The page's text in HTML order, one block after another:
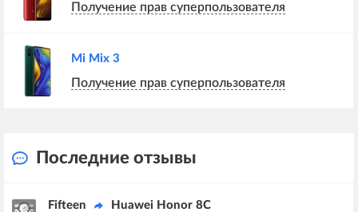
Получение прав суперпользователя
Mi Mix 3
Получение прав суперпользователя
Последние отзывы
Fifteen
Huawei Honor 8C